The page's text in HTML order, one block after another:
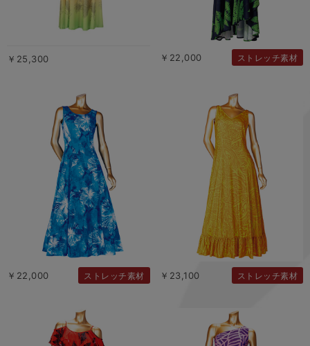
￥25,300 ￥22,000 ストレッチ素材
￥22,000 ストレッチ素材 ￥23,100 ストレッチ素材